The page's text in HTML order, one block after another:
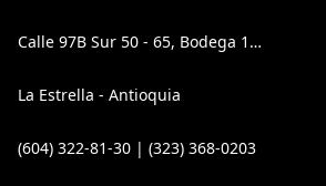
Calle 97B Sur 50 - 65, Bodega 102
La Estrella - Antioquia
(604) 322-81-30 | (323) 368-0203